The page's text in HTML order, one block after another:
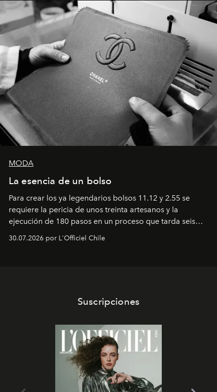
MODA
La esencia de un bolso
Para crear los ya legendarios bolsos 11.12 y 2.55 se
requiere la pericia de unos treinta artesanos y la
ejecución de 180 pasos en un proceso que tarda seis
semanas. Los expertos ponen en práctica una técnica
que se enseña solamente en la escuela de formación de
30.07.2026 por L'Officiel Chile
Suscripciones